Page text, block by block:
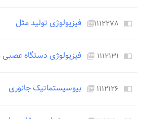
import_contacts ۱۱۱۲۲۷۸picture_as_pdf فیزیولوژی تولید مثل
import_contacts ۱۱۱۲۱۳۱ picture_as_pdf فیزیولوژی دستگاه
import_contacts ۱۱۱۲۱۲۶ picture_as_pdf بیوسیستماتیک جانوری